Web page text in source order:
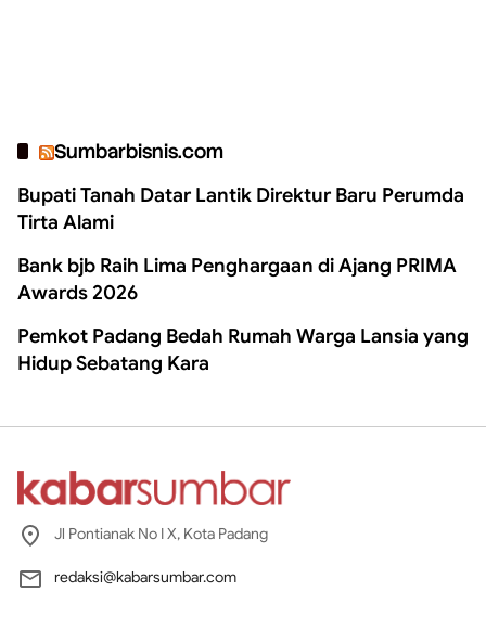
Sumbarbisnis.com
Bupati Tanah Datar Lantik Direktur Baru Perumda
Tirta Alami
Bank bjb Raih Lima Penghargaan di Ajang PRIMA
Awards 2026
Pemkot Padang Bedah Rumah Warga Lansia yang
Hidup Sebatang Kara
Jl Pontianak No I X, Kota Padang
redaksi@kabarsumbar.com